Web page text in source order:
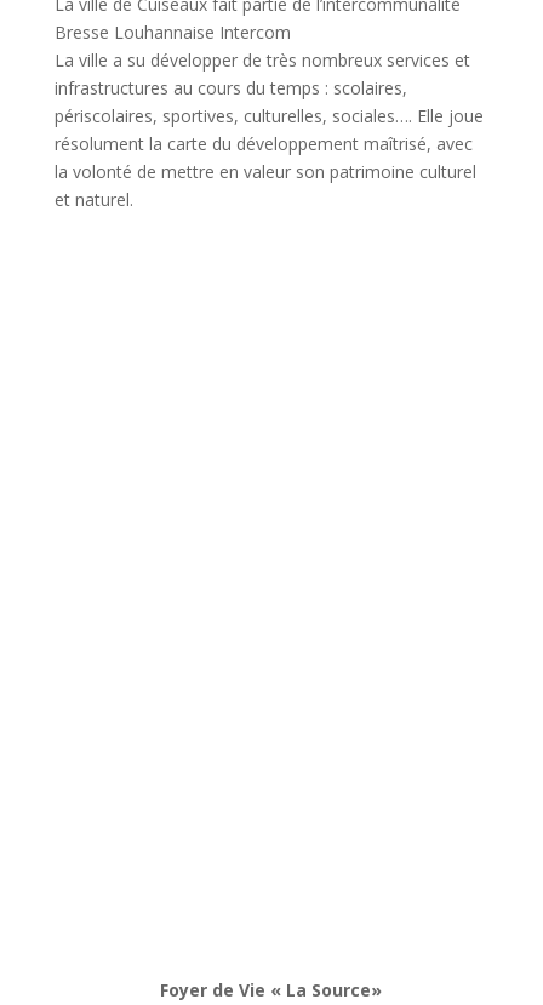
Bresse Louhannaise Intercom
La ville a su développer de très nombreux services et
infrastructures au cours du temps : scolaires,
périscolaires, sportives, culturelles, sociales…. Elle joue
résolument la carte du développement maîtrisé, avec
la volonté de mettre en valeur son patrimoine culturel
et naturel.
Foyer de Vie « La Source»